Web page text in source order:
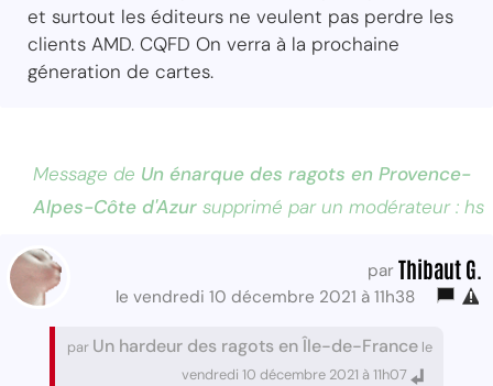
et surtout les éditeurs ne veulent pas perdre les
clients AMD. CQFD On verra à la prochaine
géneration de cartes.
Message de Un énarque des ragots en Provence-
Alpes-Côte d'Azur supprimé par un modérateur : hs
par Thibaut G.
le vendredi 10 décembre 2021 à 11h38
par Un hardeur des ragots en Île-de-France le
vendredi 10 décembre 2021 à 11h07